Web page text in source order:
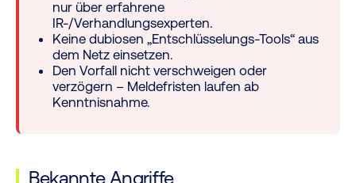
nur über erfahrene
IR-/Verhandlungsexperten.
Keine dubiosen „Entschlüsselungs-Tools“ aus
dem Netz einsetzen.
Den Vorfall nicht verschweigen oder
verzögern – Meldefristen laufen ab
Kenntnisnahme.
Bekannte Angriffe